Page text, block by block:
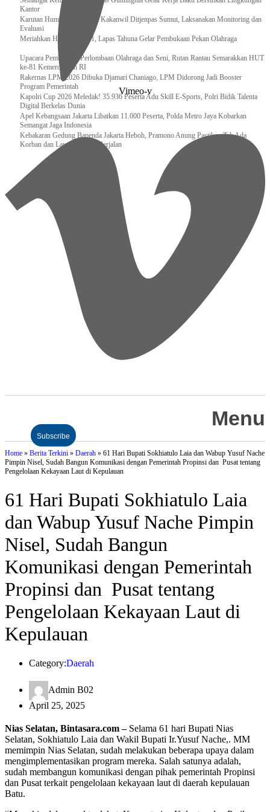
Kantor
Karutan Humbahas Sambut Kakanwil Ditjenpas Sumut, Laksanakan Monitoring dan
Evaluasi
Meriahkan HUT RI ke-81, Lapas Tahuna Gelar Pembukaan Pekan Olahraga
Upacara Pembukaan Perlombaan Olahraga dan Seni, Rutan Rantau Semarakkan HUT
ke-81 Kemerdekaan RI
Rakernas LPM 2026 Dibuka Djamari Chaniago, LPM Didorong Jadi Booster
Program Pemerintah
Kapolri Cup 2026 Meledak! 35.936 Peserta Adu Skill E-Sports, Polri Bidik Talenta
Digital Berkelas Dunia
Apel Kebangsaan Jakarta Libatkan 11.000 Peserta, Polda Metro Jaya Kobarkan
Semangat Jaga Indonesia
Kebakaran Gedung Bapenda Jakarta Heboh, Pramono Anung Pastikan Tak Ada
Korban dan Layanan Tetap Berjalan
Vimeo-v
Menu
Subscribe
Home » Berita Terkini » Daerah » 61 Hari Bupati Sokhiatulo Laia dan Wabup Yusuf Nache
Pimpin Nisel, Sudah Bangun Komunikasi dengan Pemerintah Propinsi dan Pusat tentang
Pengelolaan Kekayaan Laut di Kepulauan
61 Hari Bupati Sokhiatulo Laia
dan Wabup Yusuf Nache Pimpin
Nisel, Sudah Bangun
Komunikasi dengan Pemerintah
Propinsi dan Pusat tentang
Pengelolaan Kekayaan Laut di
Kepulauan
Category:Daerah
Admin B02
April 25, 2025
Nias Selatan, Bintasara.com –Selama 61 hari Bupati Nias
Selatan, Sokhiatulo Laia dan Wakil Bupati Ir.Yusuf Nache,. MM
memimpin Nias Selatan, sudah melakukan beberapa upaya dalam
mengimplementasikan program mereka. Salah satunya adalah,
sudah membangun komunikasi dengan pihak pemerintah Propinsi
dan Pusat terkait pengelolaan kekayaan laut di daerah kepulauan
Batu.